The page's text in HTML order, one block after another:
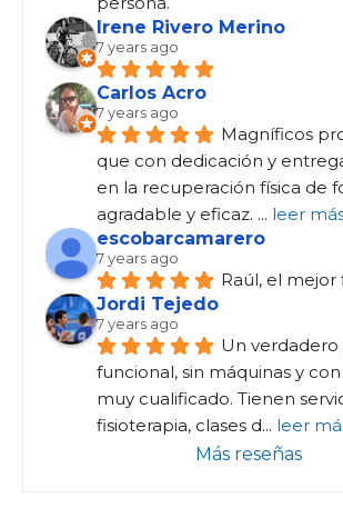
Irene Rivero Merino
7 years ago
Carlos Acro
7 years ago
Magníficos
que con dedicación y
en la recuperación física de
agradable y eficaz. ... leer
escobarcamarero
7 years ago
Raúl, el mejor
Jordi Tejedo
7 years ago
Un verdadero
funcional, sin máquinas y
muy cualificado. Tienen
fisioterapia, clases d... leer
Más reseñas